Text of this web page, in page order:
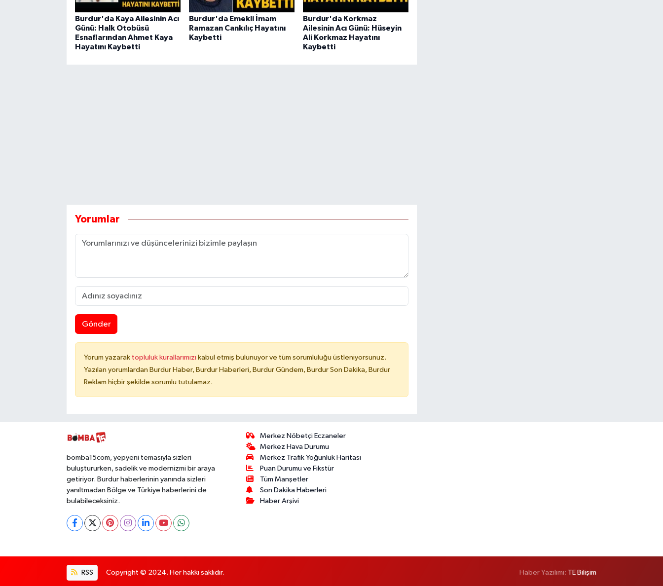
Burdur'da Kaya Ailesinin Acı
Günü: Halk Otobüsü
Esnaflarından Ahmet Kaya
Hayatını Kaybetti
Burdur'da Emekli İmam
Ramazan Cankılıç Hayatını
Kaybetti
Burdur'da Korkmaz
Ailesinin Acı Günü: Hüseyin
Ali Korkmaz Hayatını
Kaybetti
Yorumlar
Gönder
Yorum yazarak topluluk kurallarımızı kabul etmiş bulunuyor ve tüm sorumluluğu üstleniyorsunuz.
Yazılan yorumlardan Burdur Haber, Burdur Haberleri, Burdur Gündem, Burdur Son Dakika, Burdur
Reklam hiçbir şekilde sorumlu tutulamaz.
bomba15com, yepyeni temasıyla sizleri
buluştururken, sadelik ve modernizmi bir araya
getiriyor. Burdur haberlerinin yanında sizleri
yanıltmadan Bölge ve Türkiye haberlerini de
bulabileceksiniz.
Merkez Nöbetçi Eczaneler
Merkez Hava Durumu
Merkez Trafik Yoğunluk Haritası
Puan Durumu ve Fikstür
Tüm Manşetler
Son Dakika Haberleri
Haber Arşivi
RSS Copyright © 2024. Her hakkı saklıdır. Haber Yazılımı: TE Bilişim